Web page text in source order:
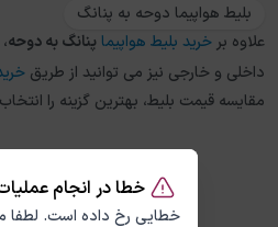
خطا در انجام
خطایی رخ داده است.
بلیط هواپیما دوحه به پنانگ
علاوه بر خرید بلیط هواپیما پنانگبهدوحه
داخلی و خارجی نیز می توانید از طریق
مقایسه قیمت بلیط، بهترین گزینه را